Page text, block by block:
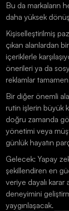
Bu da markaların
daha yüksek
Kişiselleştirilmiş
çıkan alanlardan
içeriklerle
önerileri ya da
reklamlar
Bir diğer önemli
rutin işlerin büyük
doğru zamanda
yönetimi veya
günlük hayatın
Gelecek: Yapay
şekillendiren en
veriye dayalı
deneyimini
yaygınlaşacak.